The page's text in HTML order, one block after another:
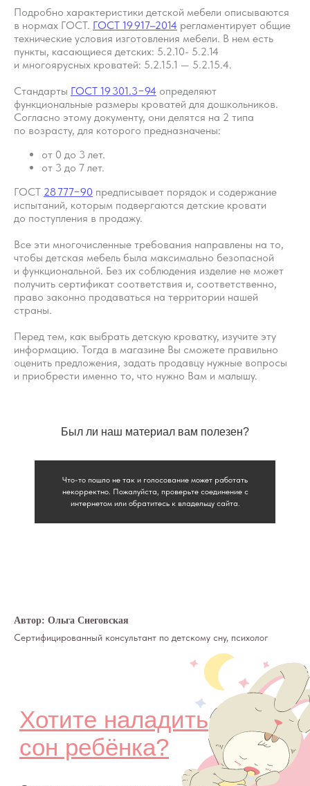
Подробно характеристики детской мебели описываются
в нормах ГОСТ. ГОСТ 19 917–2014 регламентирует общие
технические условия изготовления мебели. В нем есть
пункты, касающиеся детских: 5.2.10- 5.2.14
и многоярусных кроватей: 5.2.15.1 — 5.2.15.4.
Стандарты ГОСТ 19 301.3−94 определяют
функциональные размеры кроватей для дошкольников.
Согласно этому документу, они делятся на 2 типа
по возрасту, для которого предназначены:
от 0 до 3 лет.
от 3 до 7 лет.
ГОСТ 28 777−90 предписывает порядок и содержание
испытаний, которым подвергаются детские кровати
до поступления в продажу.
Все эти многочисленные требования направлены на то,
чтобы детская мебель была максимально безопасной
и функциональной. Без их соблюдения изделие не может
получить сертификат соответствия и, соответственно,
право законно продаваться на территории нашей
страны.
Перед тем, как выбрать детскую кроватку, изучите эту
информацию. Тогда в магазине Вы сможете правильно
оценить предложения, задать продавцу нужные вопросы
и приобрести именно то, что нужно Вам и малышу.
Был ли наш материал вам полезен?
Что-то пошло не так и голосование может работать
некорректно. Пожалуйста, проверьте соединение с
интернетом или обратитесь к владельцу сайта.
Автор: Ольга Снеговская
Сертифицированный консультант по детскому сну, психолог